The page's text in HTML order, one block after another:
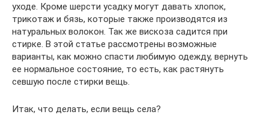
уходе. Кроме шерсти усадку могут давать хлопок,
трикотаж и бязь, которые также производятся из
натуральных волокон. Так же вискоза садится при
стирке. В этой статье рассмотрены возможные
варианты, как можно спасти любимую одежду, вернуть
ее нормальное состояние, то есть, как растянуть
севшую после стирки вещь.
Итак, что делать, если вещь села?